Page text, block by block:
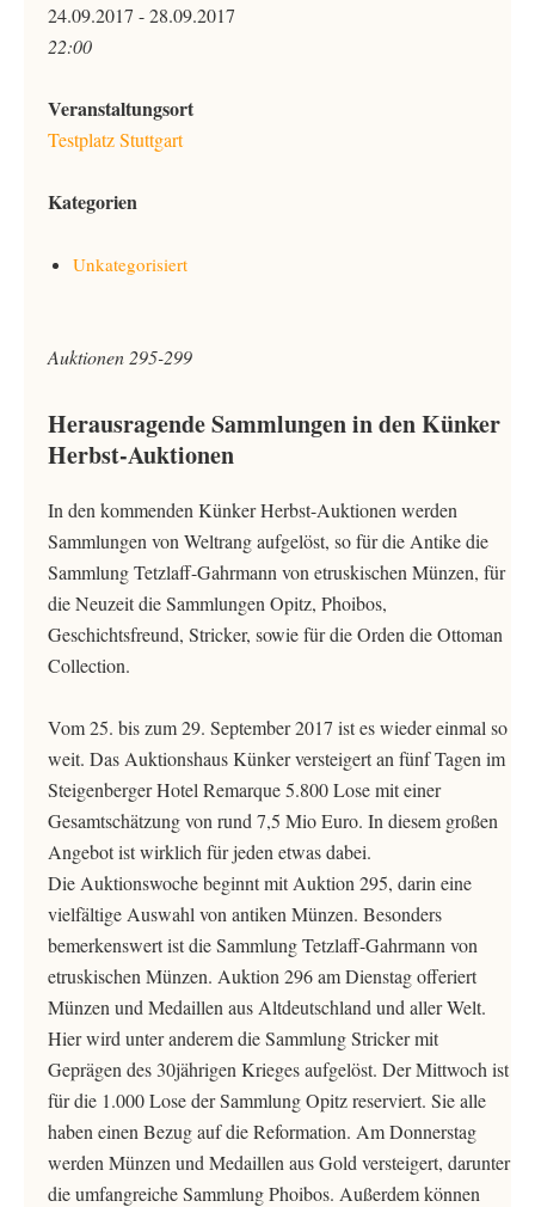
24.09.2017 - 28.09.2017
22:00
Veranstaltungsort
Testplatz Stuttgart
Kategorien
Unkategorisiert
Auktionen 295-299
Herausragende Sammlungen in den Künker
Herbst-Auktionen
In den kommenden Künker Herbst-Auktionen werden
Sammlungen von Weltrang aufgelöst, so für die Antike die
Sammlung Tetzlaff-Gahrmann von etruskischen Münzen, für
die Neuzeit die Sammlungen Opitz, Phoibos,
Geschichtsfreund, Stricker, sowie für die Orden die Ottoman
Collection.
Vom 25. bis zum 29. September 2017 ist es wieder einmal so
weit. Das Auktionshaus Künker versteigert an fünf Tagen im
Steigenberger Hotel Remarque 5.800 Lose mit einer
Gesamtschätzung von rund 7,5 Mio Euro. In diesem großen
Angebot ist wirklich für jeden etwas dabei.
Die Auktionswoche beginnt mit Auktion 295, darin eine
vielfältige Auswahl von antiken Münzen. Besonders
bemerkenswert ist die Sammlung Tetzlaff-Gahrmann von
etruskischen Münzen. Auktion 296 am Dienstag offeriert
Münzen und Medaillen aus Altdeutschland und aller Welt.
Hier wird unter anderem die Sammlung Stricker mit
Geprägen des 30jährigen Krieges aufgelöst. Der Mittwoch ist
für die 1.000 Lose der Sammlung Opitz reserviert. Sie alle
haben einen Bezug auf die Reformation. Am Donnerstag
werden Münzen und Medaillen aus Gold versteigert, darunter
die umfangreiche Sammlung Phoibos. Außerdem können